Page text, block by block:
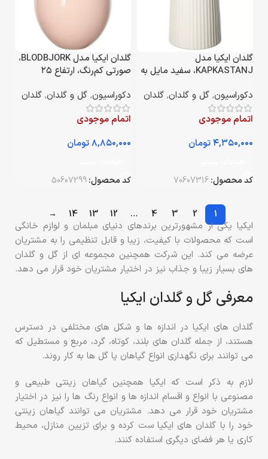
گلدان ایکیا مدل
KAPKASTANJ، سفید مایل به
دکوراسیون, گل و گلدان, گلدان
اتمام موجودی
تومان
کد محصول:70607316
گلدان ایکیا مدل BLODBJORK،
صورتی کم‌رنگ، ارتفاع ۲۵
دکوراسیون, گل و گلدان, گلدان
اتمام موجودی
تومان
کد محصول:50607299
1
2
3
4
…
12
13
14
→
ایکیا یکی از مشهورترین برندهای دنیای مبلمان و لوازم خانگی
است که محصولات با کیفیت، زیبا و قابل تنظیمی را به مشتریان
عرضه می کند. این شرکت همچنین مجموعه ای از گل و گلدان
های بسیار زیبا و جذاب نیز در اختیار مشتریان خود قرار می دهد.
معرفی گل و گلدان ایکیا
گلدان های ایکیا در اندازه ها و شکل های مختلفی در دسترس
هستند، از جمله گلدان های بلند، کوتاه، گرد، مربع و مستطیل که
می توانند برای نگهداری انواع گیاهان یا گل ها به کار روند.
لازم به ذکر است که ایکیا همچنین گیاهان زینتی طبیعی و
مصنوعی با انواع و اقسام اندازه ها و انواع رنگ ها را نیز در اختیار
مشتریان خود قرار می دهد. مشتریان می توانند گیاهان زینتی
خود را با گلدان های ایکیا ست کرده و برای تزیین منازل، محیط
کاری یا هر فضای دیگری استفاده کنند.